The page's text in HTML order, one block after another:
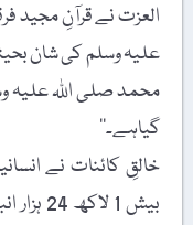
العزت نے قرآنِ مجید
علیہ وسلم کی شان
محمد صلی اللہ علیہ
گیاہے۔‘‘
خالقِ کائنات نے
بیش 1